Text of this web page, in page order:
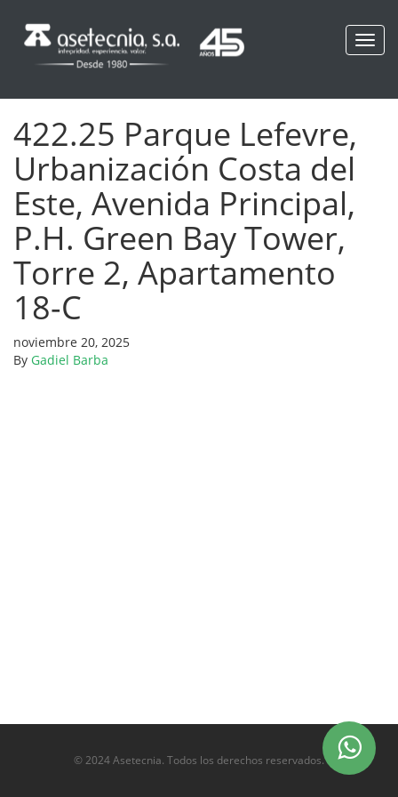
422.25 Parque Lefevre,
Urbanización Costa del
Este, Avenida Principal,
P.H. Green Bay Tower,
Torre 2, Apartamento
18-C
noviembre 20, 2025
By Gadiel Barba
© 2024 Asetecnia. Todos los derechos reservados.